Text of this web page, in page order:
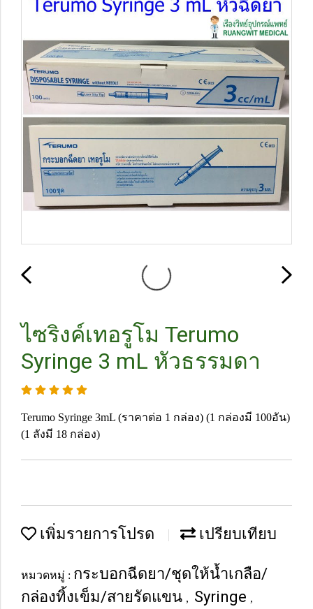
ไซริงค์เทอรูโม Terumo
Syringe 3 mL หัวธรรมดา
Terumo Syringe 3mL (ราคาต่อ 1 กล่อง) (1 กล่องมี 100อัน)
(1 ลังมี 18 กล่อง)
เพิ่มรายการโปรด เปรียบเทียบ
หมวดหมู่ : กระบอกฉีดยา/ชุดให้น้ำเกลือ/
กล่องทิ้งเข็ม/สายรัดแขน , Syringe ,